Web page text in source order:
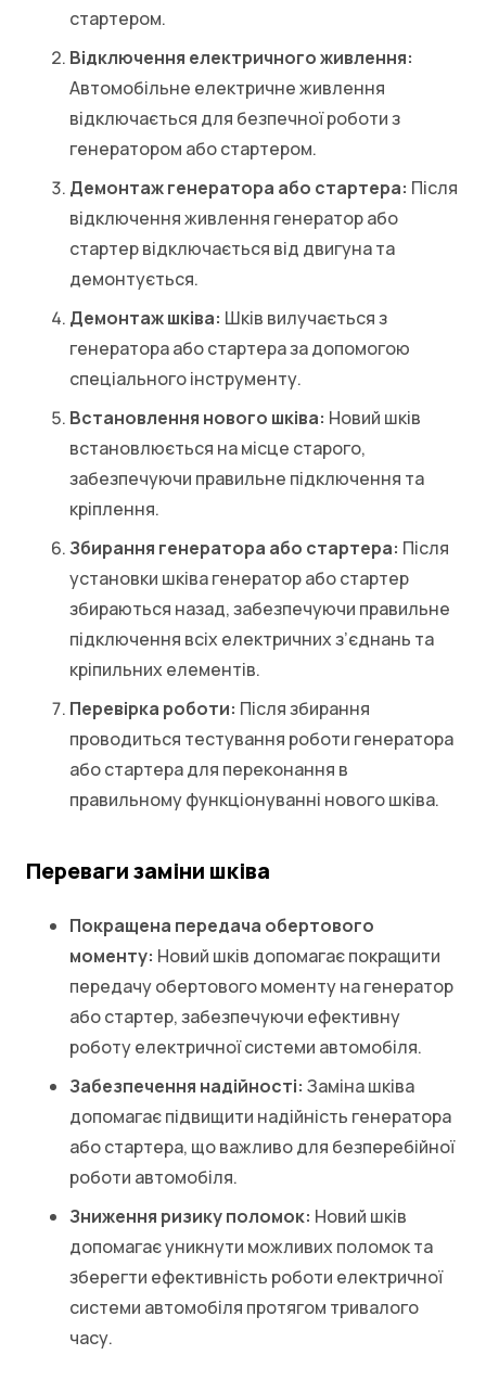
стартером.
Відключення електричного живлення:
Автомобільне електричне живлення
відключається для безпечної роботи з
генератором або стартером.
Демонтаж генератора або стартера: Після
відключення живлення генератор або
стартер відключається від двигуна та
демонтується.
Демонтаж шківа: Шків вилучається з
генератора або стартера за допомогою
спеціального інструменту.
Встановлення нового шківа: Новий шків
встановлюється на місце старого,
забезпечуючи правильне підключення та
кріплення.
Збирання генератора або стартера: Після
установки шківа генератор або стартер
збираються назад, забезпечуючи правильне
підключення всіх електричних з’єднань та
кріпильних елементів.
Перевірка роботи: Після збирання
проводиться тестування роботи генератора
або стартера для переконання в
правильному функціонуванні нового шківа.
Переваги заміни шківа
Покращена передача обертового
моменту: Новий шків допомагає покращити
передачу обертового моменту на генератор
або стартер, забезпечуючи ефективну
роботу електричної системи автомобіля.
Забезпечення надійності: Заміна шківа
допомагає підвищити надійність генератора
або стартера, що важливо для безперебійної
роботи автомобіля.
Зниження ризику поломок: Новий шків
допомагає уникнути можливих поломок та
зберегти ефективність роботи електричної
системи автомобіля протягом тривалого
часу.